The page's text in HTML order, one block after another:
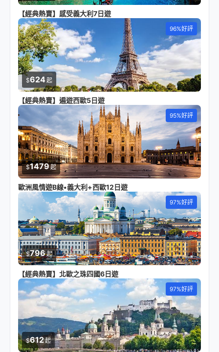
【經典熱賣】感受義大利7日遊
96%好評
$624起
【經典熱賣】遍遊西歐5日遊
95%好評
$1479起
歐洲風情遊B線•義大利+西歐12日遊
97%好評
$796起
【經典熱賣】北歐之珠四國6日遊
97%好評
$612起